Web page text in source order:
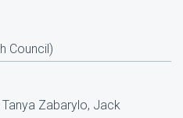
Council)
Zabarylo, Jack